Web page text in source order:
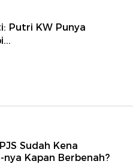
Putri KW Punya
Sudah Kena
nya Kapan Berbenah?